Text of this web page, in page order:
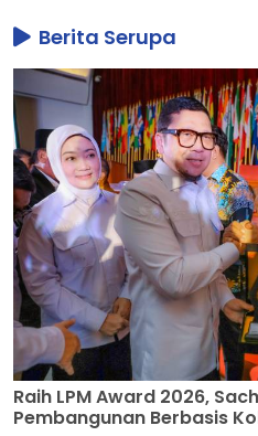
Berita Serupa
Raih LPM Award 2026,
Pembangunan Berbasis